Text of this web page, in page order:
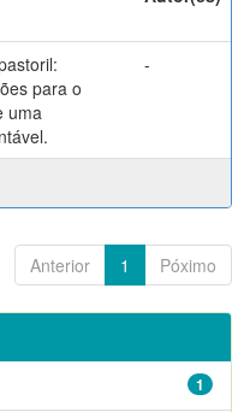
para o
uma
-
Anterior 1 Póximo
1